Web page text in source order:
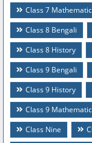
Class 7
Class 8 Bengali
Class 8 History
Class 9 Bengali
Class 9 History
Class 9
Class Nine